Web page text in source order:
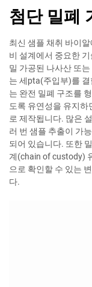
첨단 밀폐
최신 샘플 채취 바이
비 설계에서 중요한
밀 가공된 나사산 또
는 세pta(주입부)를
는 완전 밀폐 구조를
도록 유연성을 유지하
로 제작됩니다. 많은
러 번 샘플 추출이 가
되어 있습니다. 또한
계(chain of custody)
으로 확인할 수 있는
다.